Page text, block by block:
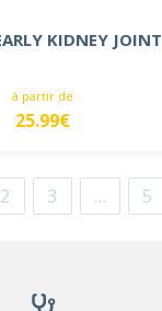
KIDNEY JOINT
à partir de
25.99€
2 3 … 5